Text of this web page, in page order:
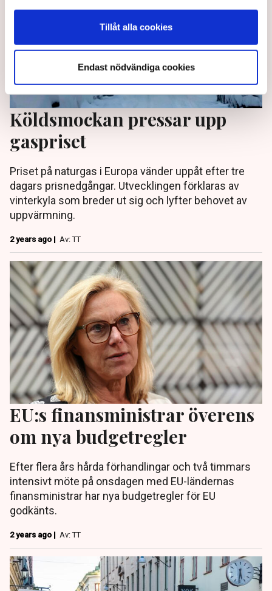
Tillåt alla cookies
Endast nödvändiga cookies
Köldsmockan pressar upp
gaspriset
Priset på naturgas i Europa vänder uppåt efter tre
dagars prisnedgångar. Utvecklingen förklaras av
vinterkyla som breder ut sig och lyfter behovet av
uppvärmning.
2 years ago | Av: TT
EU:s finansministrar överens
om nya budgetregler
Efter flera års hårda förhandlingar och två timmars
intensivt möte på onsdagen med EU-ländernas
finansministrar har nya budgetregler för EU
godkänts.
2 years ago | Av: TT